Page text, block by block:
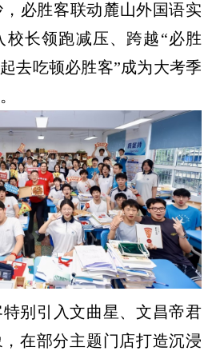
必胜客联动麓山外国语实
校长领跑减压、跨越“必胜
去吃顿必胜客”成为大考季
别引入文曲星、文昌帝君
在部分主题门店打造沉浸